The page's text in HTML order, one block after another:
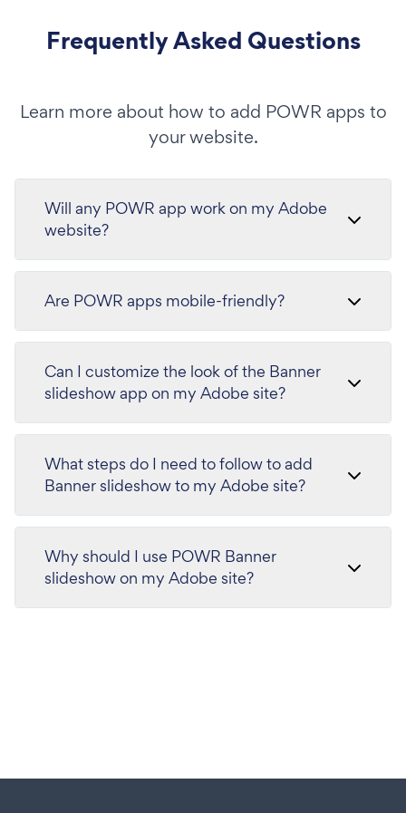
Frequently Asked Questions
Learn more about how to add POWR apps to
your website.
Will any POWR app work on my Adobe
website?
Are POWR apps mobile-friendly?
Can I customize the look of the Banner
slideshow app on my Adobe site?
What steps do I need to follow to add
Banner slideshow to my Adobe site?
Why should I use POWR Banner
slideshow on my Adobe site?